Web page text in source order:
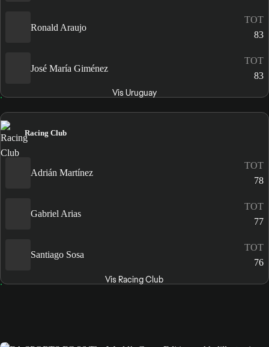
Ronald Araujo
TOT
83
José María Giménez
TOT
83
Vis Uruguay
Racing Club
Adrián Martínez
TOT
78
Gabriel Arias
TOT
77
Santiago Sosa
TOT
76
Vis Racing Club